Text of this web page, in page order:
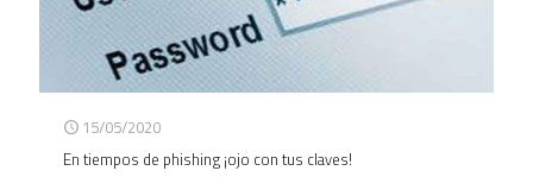
15/05/2020
En tiempos de phishing ¡ojo con tus claves!